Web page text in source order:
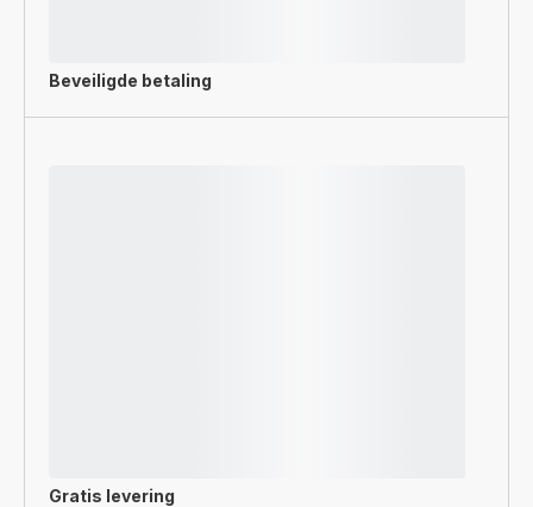
Beveiligde betaling
Gratis levering